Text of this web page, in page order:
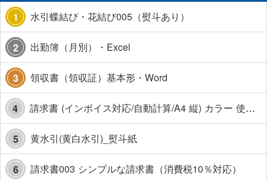
1 水引蝶結び・花結び005（熨斗あり）
2 出勤簿（月別）・Excel
3 領収書（領収証）基本形・Word
4 請求書 (インボイス対応/自動計算/A4 縦) カラー 使い方解説あり
5 黄水引(黄白水引)_熨斗紙
6 請求書003 シンプルな請求書（消費税10％対応）